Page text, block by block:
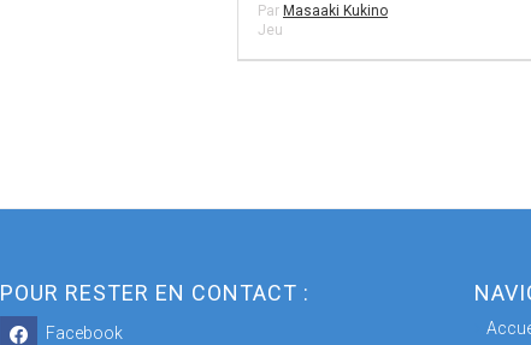
Par Masaaki Kukino
Jeu
POUR RESTER EN CONTACT :
Facebook